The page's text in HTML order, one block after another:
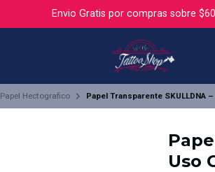
Envio Gratis por compras sobre
Papel Hectografico Papel Transparente SKULLDNA
Uso